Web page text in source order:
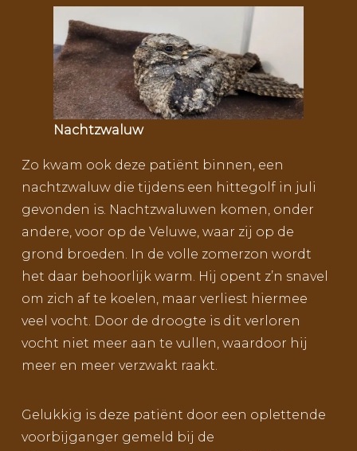
Nachtzwaluw
Zo kwam ook deze patiënt binnen, een
nachtzwaluw die tijdens een hittegolf in juli
gevonden is. Nachtzwaluwen komen, onder
andere, voor op de Veluwe, waar zij op de
grond broeden. In de volle zomerzon wordt
het daar behoorlijk warm. Hij opent z’n snavel
om zich af te koelen, maar verliest hiermee
veel vocht. Door de droogte is dit verloren
vocht niet meer aan te vullen, waardoor hij
meer en meer verzwakt raakt.
Gelukkig is deze patiënt door een oplettende
voorbijganger gemeld bij de